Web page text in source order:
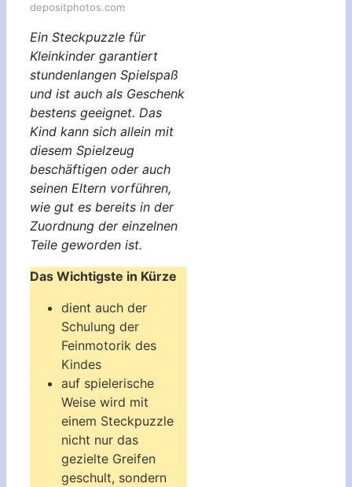
depositphotos.com
Ein Steckpuzzle für
Kleinkinder garantiert
stundenlangen Spielspaß
und ist auch als Geschenk
bestens geeignet. Das
Kind kann sich allein mit
diesem Spielzeug
beschäftigen oder auch
seinen Eltern vorführen,
wie gut es bereits in der
Zuordnung der einzelnen
Teile geworden ist.
Das Wichtigste in Kürze
dient auch der
Schulung der
Feinmotorik des
Kindes
auf spielerische
Weise wird mit
einem Steckpuzzle
nicht nur das
gezielte Greifen
geschult, sondern